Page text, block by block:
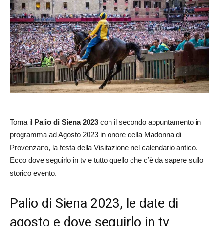
Torna il Palio di Siena 2023 con il secondo appuntamento in
programma ad Agosto 2023 in onore della Madonna di
Provenzano, la festa della Visitazione nel calendario antico.
Ecco dove seguirlo in tv e tutto quello che c’è da sapere sullo
storico evento.
Palio di Siena 2023, le date di
agosto e dove seguirlo in tv